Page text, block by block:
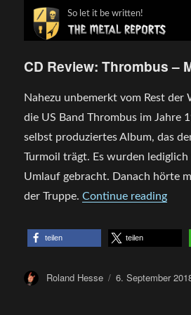
So let it be written!
CD Review: Thrombus –
Nahezu unbemerkt vom Rest
die US Band Thrombus im Jahre
selbst produziertes Album, das
Turmoil trägt. Es wurden lediglich
Umlauf gebracht. Danach hörte
der Truppe.Continue reading„CD
teilen teilen
Author
Roland Hesse
Posted
6. September